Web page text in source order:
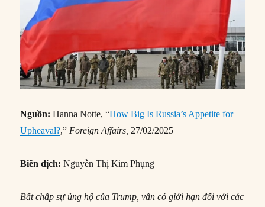
Nguồn: Hanna Notte, “How Big Is Russia’s Appetite for
Upheaval?,” Foreign Affairs, 27/02/2025
Biên dịch: Nguyễn Thị Kim Phụng
Bất chấp sự ủng hộ của Trump, vẫn có giới hạn đối với các